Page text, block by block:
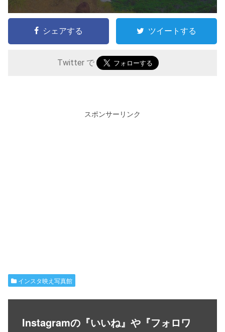
シェアする ツイートする
Twitter で
スポンサーリンク
インスタ映え写真館
Instagramの『いいね』や『フォロワ